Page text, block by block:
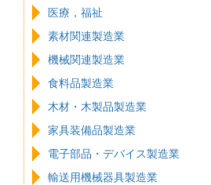
医療，福祉
素材関連製造業
機械関連製造業
食料品製造業
木材・木製品製造業
家具装備品製造業
電子部品・デバイス製造業
輸送用機械器具製造業